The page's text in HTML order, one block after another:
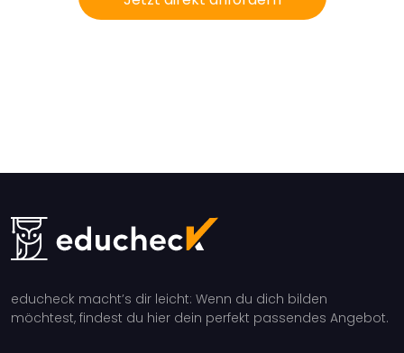
educheck macht’s dir leicht: Wenn du dich bilden
möchtest, findest du hier dein perfekt passendes Angebot.